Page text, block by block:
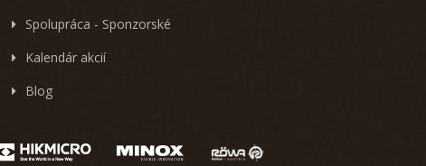
Spolupráca - Sponzorské
Kalendár akcií
Blog